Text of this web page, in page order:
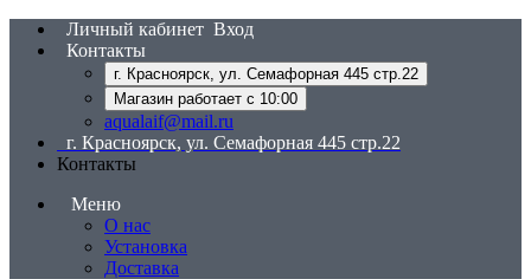
Личный кабинет Вход
Контакты
г. Красноярск, ул. Семафорная 445 стр.22
Магазин работает с 10:00
aqualaif@mail.ru
г. Красноярск, ул. Семафорная 445 стр.22
Контакты
Меню
О нас
Установка
Доставка